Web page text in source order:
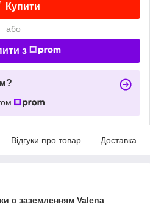
Купити
або
з
Відгуки про товар Доставка
с заземленням Valena